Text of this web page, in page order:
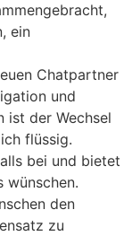
ein
Chatpartner
und
ist der Wechsel
flüssig.
bei und bietet
wünschen.
den
zu